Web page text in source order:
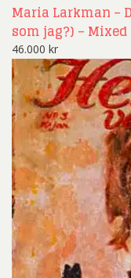
Maria Larkman –
som jag?) –
46.000 kr